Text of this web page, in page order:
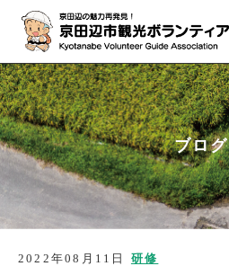
ブログ
2022年08月11日 研修